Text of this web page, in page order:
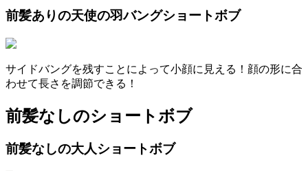
前髪ありの天使の羽バングショートボブ
サイドバングを残すことによって小顔に見える！顔の形に合
わせて長さを調節できる！
前髪なしのショートボブ
前髪なしの大人ショートボブ